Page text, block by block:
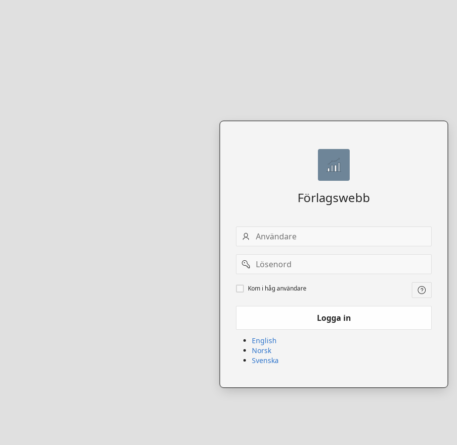
Förlagswebb
Användarnamn
Lösenord
Kom
ihåg
Kom i håg användare
Logga in
English
Norsk
Svenska